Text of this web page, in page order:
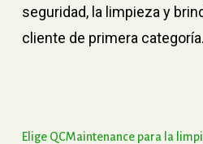
seguridad, la limpieza y
cliente de primera categoría.
Elige QCMaintenance para la